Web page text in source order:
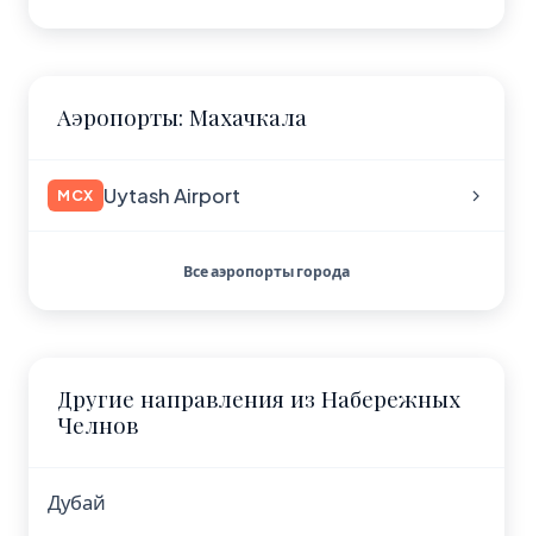
Аэропорты: Махачкала
MCX Uytash Airport
Все аэропорты города
Другие направления из Набережных
Челнов
Дубай